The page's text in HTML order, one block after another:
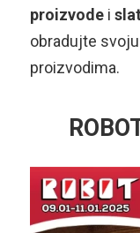
proizvodei
obradujte
proizvodima.